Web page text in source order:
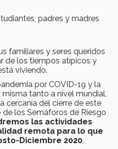
padres y madres
familiares y seres queridos
de los tiempos atípicos y
viviendo.
por COVID-19 y la
tanto a nivel mundial,
cercanía del cierre de este
los Semáforos de Riesgo
las actividades
remota para lo que
Diciembre 2020.